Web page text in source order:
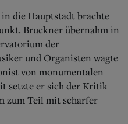
die Hauptstadt brachte
Bruckner übernahm in
der
und Organisten wagte
von monumentalen
setzte er sich der Kritik
zum Teil mit scharfer